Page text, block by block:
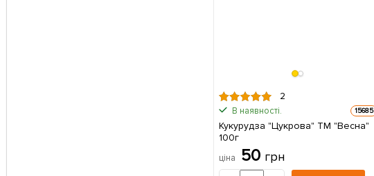
2
В наявності. 15685
Кукурудза "Цукрова" ТМ "Весна"
100г
ціна 50 грн